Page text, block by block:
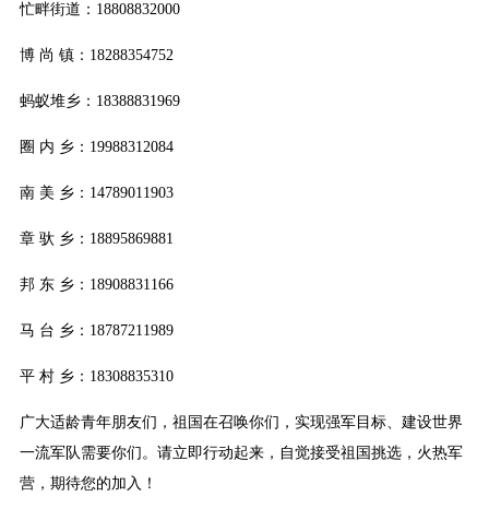
忙畔街道：18808832000
博 尚 镇：18288354752
蚂蚁堆乡：18388831969
圈 内 乡：19988312084
南 美 乡：14789011903
章 驮 乡：18895869881
邦 东 乡：18908831166
马 台 乡：18787211989
平 村 乡：18308835310
广大适龄青年朋友们，祖国在召唤你们，实现强军目标、建设世界
一流军队需要你们。请立即行动起来，自觉接受祖国挑选，火热军
营，期待您的加入！